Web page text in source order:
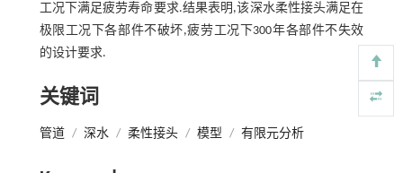
工况下满足疲劳寿命要求.结果表明,该深水柔性接头满足在
极限工况下各部件不破坏,疲劳工况下300年各部件不失效
的设计要求.
关键词
管道 / 深水 / 柔性接头 / 模型 / 有限元分析